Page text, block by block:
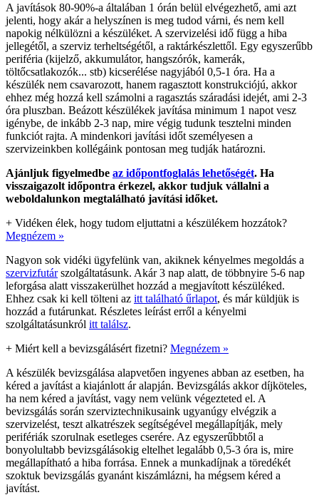
A javítások 80-90%-a általában 1 órán belül elvégezhető, ami azt
jelenti, hogy akár a helyszínen is meg tudod várni, és nem kell
napokig nélkülözni a készüléket. A szervizelési idő függ a hiba
jellegétől, a szerviz terheltségétől, a raktárkészlettől. Egy egyszerűbb
periféria (kijelző, akkumulátor, hangszórók, kamerák,
töltőcsatlakozók... stb) kicserélése nagyjából 0,5-1 óra. Ha a
készülék nem csavarozott, hanem ragasztott konstrukciójú, akkor
ehhez még hozzá kell számolni a ragasztás száradási idejét, ami 2-3
óra pluszban. Beázott készülékek javítása minimum 1 napot vesz
igénybe, de inkább 2-3 nap, mire végig tudunk tesztelni minden
funkciót rajta. A mindenkori javítási időt személyesen a
szervizeinkben kollégáink pontosan meg tudják határozni.
Ajánljuk figyelmedbe az időpontfoglalás lehetőségét. Ha
visszaigazolt időpontra érkezel, akkor tudjuk vállalni a
weboldalunkon megtalálható javítási időket.
+ Vidéken élek, hogy tudom eljuttatni a készülékem hozzátok?
Megnézem »
Nagyon sok vidéki ügyfelünk van, akiknek kényelmes megoldás a
szervizfutárszolgáltatásunk. Akár 3 nap alatt, de többnyire 5-6 nap
leforgása alatt visszakerülhet hozzád a megjavított készüléked.
Ehhez csak ki kell tölteni az itt található űrlapot, és már küldjük is
hozzád a futárunkat. Részletes leírást erről a kényelmi
szolgáltatásunkról itt találsz.
+ Miért kell a bevizsgálásért fizetni? Megnézem »
A készülék bevizsgálása alapvetően ingyenes abban az esetben, ha
kéred a javítást a kiajánlott ár alapján. Bevizsgálás akkor díjköteles,
ha nem kéred a javítást, vagy nem velünk végezteted el. A
bevizsgálás során szerviztechnikusaink ugyanúgy elvégzik a
szervizelést, teszt alkatrészek segítségével megállapítják, mely
perifériák szorulnak esetleges cserére. Az egyszerűbbtől a
bonyolultabb bevizsgálásokig eltelhet legalább 0,5-3 óra is, mire
megállapítható a hiba forrása. Ennek a munkadíjnak a töredékét
szoktuk bevizsgálás gyanánt kiszámlázni, ha mégsem kéred a
javítást.